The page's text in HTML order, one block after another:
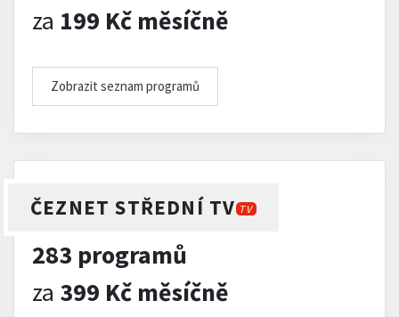
za 199 Kč měsíčně
Zobrazit seznam programů
ČEZNET STŘEDNÍ TV TV
283 programů
za 399 Kč měsíčně